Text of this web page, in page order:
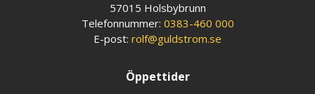
57015 Holsbybrunn
Telefonnummer: 0383-460 000
E-post: rolf@guldstrom.se
Öppettider